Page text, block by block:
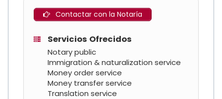
Contactar con la Notaría
Servicios Ofrecidos
Notary public
Immigration & naturalization service
Money order service
Money transfer service
Translation service